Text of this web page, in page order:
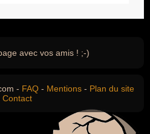
avec vos amis ! ;-)
- FAQ - Mentions - Plan du site
Contact